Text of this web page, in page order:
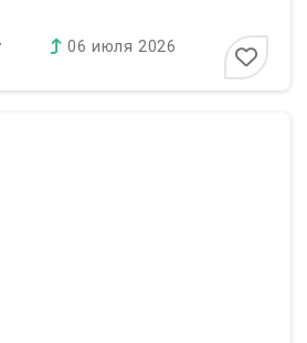
06 июля 2026